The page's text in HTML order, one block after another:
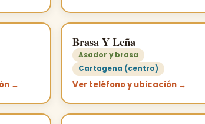
→
Brasa Y Leña
Asador y brasa
Cartagena (centro)
Ver teléfono y ubicación →